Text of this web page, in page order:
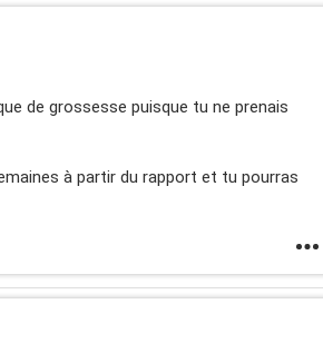
de grossesse puisque tu ne prenais
à partir du rapport et tu pourras